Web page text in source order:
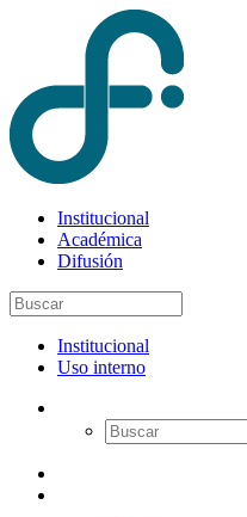
Institucional
Académica
Difusión
Institucional
Uso interno